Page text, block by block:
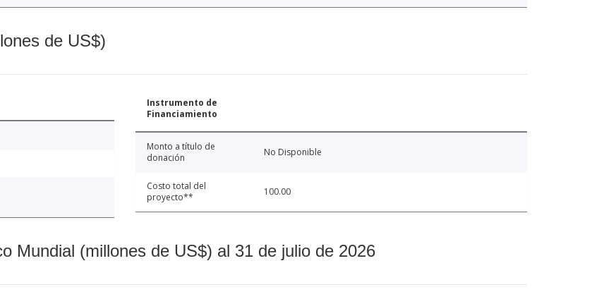
de US$)
Instrumento de
Financiamiento
Monto a título de
donación
No Disponible
Costo total del
proyecto**
100.00
Mundial (millones de US$) al 31 de julio de 2026